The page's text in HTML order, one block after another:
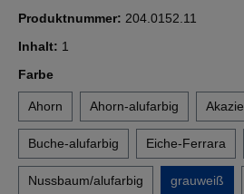
Produktnummer: 204.0152.11
Inhalt: 1
Farbeauswählen
Ahorn Ahorn-alufarbig Akazie
Buche-alufarbig Eiche-Ferrara
Nussbaum/alufarbig grauweiß